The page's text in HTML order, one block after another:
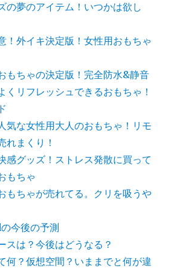
の夢のアイテム！いつかは欲し
！外イキ決定版！女性用おもちゃ
もちゃの決定版！完全防水&静音
くリフレッシュできるおもちゃ！
気な女性用大人のおもちゃ！リモ
れまくり！
感グッズ！ストレス発散に買って
もちゃ
もちゃが売れてる。クリを吸うや
今後の予測
スは？今後はどうなる？
何？仮想空間？いままでと何が違